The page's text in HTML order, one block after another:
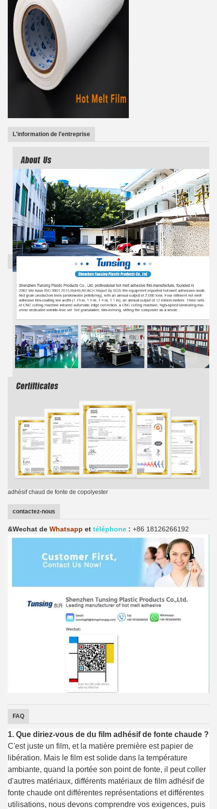
L'information de l'entreprise
adhésif chaud de fonte de copolyester
contactez-nous
&Wechat de Whatsapp et téléphone : +86 18126266192
FAQ
1. Que diriez-vous de du film adhésif de fonte chaude ?
C'est juste un film, et la matière première est papier de
libération. Mais le film est solide dans la température
ambiante, quand la portée son point de fonte, il peut coller
d'autres matériaux, différents matériaux de film adhésif de
fonte chaude ont différentes représentations et différentes
utilisations, nous devons comprendre vos exigences, puis